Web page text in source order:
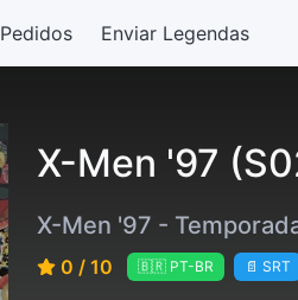
Pedidos Enviar Legendas
X-Men '97
X-Men '97 -
0 / 10 🇧🇷 PT-BR 📄 SRT